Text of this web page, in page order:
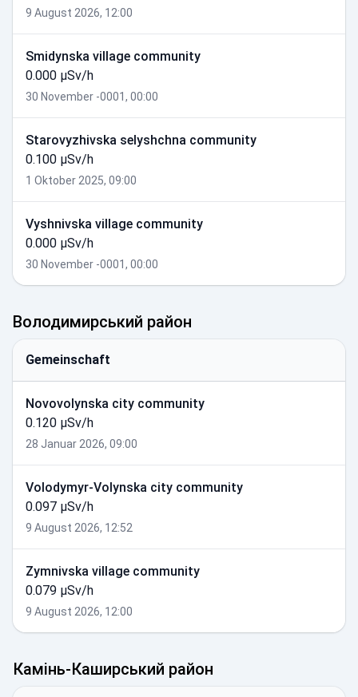
9 August 2026, 12:00
Smidynska village community
0.000 µSv/h
30 November -0001, 00:00
Starovyzhivska selyshchna community
0.100 µSv/h
1 Oktober 2025, 09:00
Vyshnivska village community
0.000 µSv/h
30 November -0001, 00:00
Володимирський район
Gemeinschaft
Novovolynska city community
0.120 µSv/h
28 Januar 2026, 09:00
Volodymyr-Volynska city community
0.097 µSv/h
9 August 2026, 12:52
Zymnivska village community
0.079 µSv/h
9 August 2026, 12:00
Камінь-Каширський район